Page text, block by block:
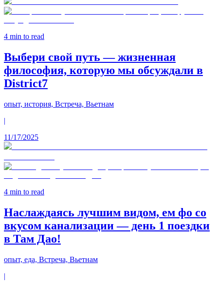
4 min to read
Выбери свой путь — жизненная
философия, которую мы обсуждали в
District7
опыт, история, Встреча, Вьетнам
|
11/17/2025
4 min to read
Наслаждаясь лучшим видом, ем фо со
вкусом канализации — день 1 поездки
в Там Дао!
опыт, еда, Встреча, Вьетнам
|